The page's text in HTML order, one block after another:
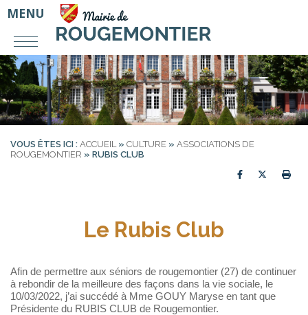
MENU
VOUS ÊTES ICI : ACCUEIL » CULTURE » ASSOCIATIONS DE
ROUGEMONTIER » RUBIS CLUB
Partager sur
Le Rubis Club
Afin de permettre aux séniors de rougemontier (27) de continuer
à rebondir de la meilleure des façons dans la vie sociale, le
10/03/2022, j’ai succédé à Mme GOUY Maryse en tant que
Présidente du RUBIS CLUB de Rougemontier.